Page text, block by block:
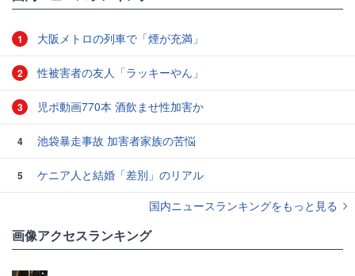
1 大阪メトロの列車で「煙が充満」
2 性被害者の友人「ラッキーやん」
3 児ポ動画770本 酒飲ませ性加害か
4 池袋暴走事故 加害者家族の苦悩
5
ケニア人と結婚「差別」のリアル
国内ニュースランキングをもっと見る
画像アクセスランキング